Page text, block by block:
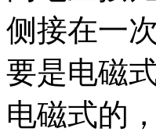
侧接在一
要是电磁
电磁式的